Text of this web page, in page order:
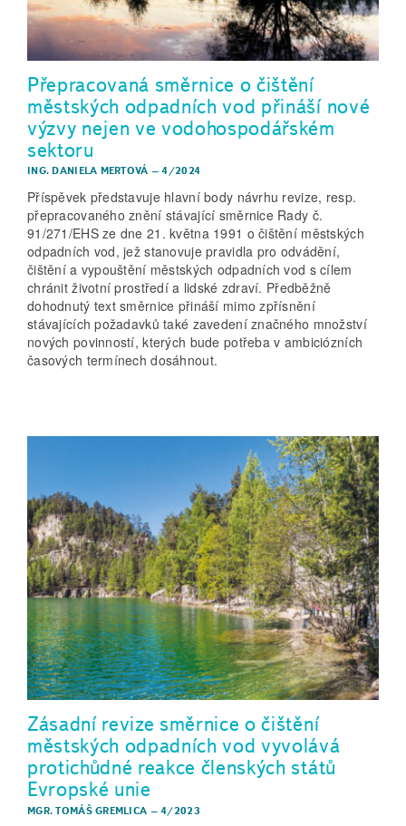
Přepracovaná směrnice o čištění
městských odpadních vod přináší nové
výzvy nejen ve vodohospodářském
sektoru
ING. DANIELA MERTOVÁ –4/2024
Příspěvek představuje hlavní body návrhu revize, resp.
přepracovaného znění stávající směrnice Rady č.
91/271/EHS ze dne 21. května 1991 o čištění městských
odpadních vod, jež stanovuje pravidla pro odvádění,
čištění a vypouštění městských odpadních vod s cílem
chránit životní prostředí a lidské zdraví. Předběžně
dohodnutý text směrnice přináší mimo zpřísnění
stávajících požadavků také zavedení značného množství
nových povinností, kterých bude potřeba v ambiciózních
časových termínech dosáhnout.
Zásadní revize směrnice o čištění
městských odpadních vod vyvolává
protichůdné reakce členských států
Evropské unie
MGR. TOMÁŠ GREMLICA –4/2023